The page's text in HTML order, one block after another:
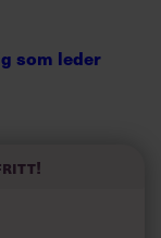
som leder
kämpa mest
vars